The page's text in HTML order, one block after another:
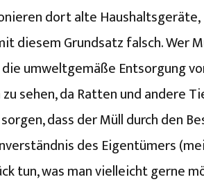
dort alte
diesem Grundsatz falsch. Wer
umweltgemäße Entsorgung
sehen, da Ratten und andere
dass der Müll durch den
des Eigentümers
tun, was man vielleicht gerne